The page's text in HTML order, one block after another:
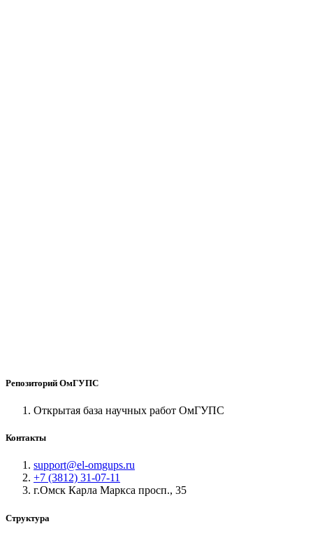
Репозиторий ОмГУПС
Открытая база научных работ ОмГУПС
Контакты
support@el-omgups.ru
+7 (3812) 31-07-11
г.Омск Карла Маркса просп., 35
Структура